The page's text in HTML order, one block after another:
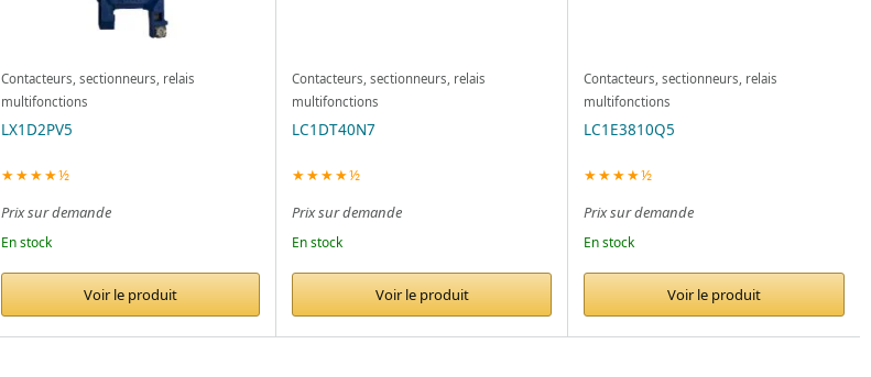
Contacteurs, sectionneurs, relais
multifonctions
LX1D2PV5
★★★★½
Prix sur demande
En stock
Voir le produit
Contacteurs, sectionneurs, relais
multifonctions
LC1DT40N7
★★★★½
Prix sur demande
En stock
Voir le produit
Contacteurs, sectionneurs, relais
multifonctions
LC1E3810Q5
★★★★½
Prix sur demande
En stock
Voir le produit